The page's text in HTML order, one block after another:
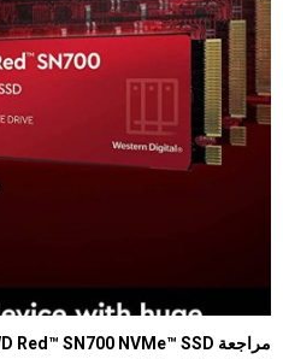
مراجعة WD Red™ SN700 NVMe™ SSD